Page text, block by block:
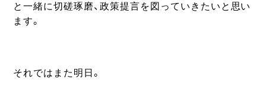
と一緒に切磋琢磨、政策提言を図っていきたいと思い
ます。
それではまた明日。